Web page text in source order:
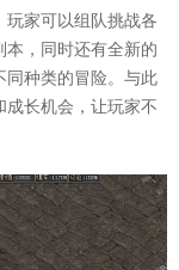
玩家可以组队挑战各
本，同时还有全新的
同种类的冒险。与此
成长机会，让玩家不